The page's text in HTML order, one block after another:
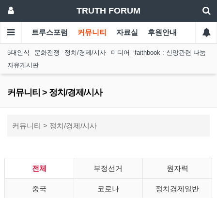
TRUTH FORUM
트루스포럼 커뮤니티 자료실 후원안내
5대인식 문화전쟁 정치/경제/시사 미디어
faithbook : 신앙관련 나눔
자유게시판
커뮤니티 > 정치/경제/시사
커뮤니티 > 정치/경제/시사
전체 부정선거 원자력
중국 코로나 정치경제일반